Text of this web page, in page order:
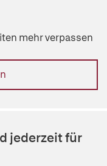
mehr verpassen
jederzeit für